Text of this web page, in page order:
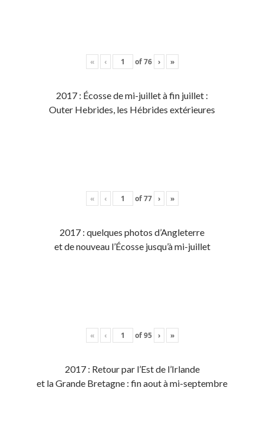
« ‹ of76 › »
2017 : Écosse de mi-juillet à fin juillet :
Outer Hebrides, les Hébrides extérieures
« ‹ of77 › »
2017 : quelques photos d’Angleterre
et de nouveau l’Écosse jusqu’à mi-juillet
« ‹ of95 › »
2017 : Retour par l’Est de l’Irlande
et la Grande Bretagne : fin aout à mi-septembre